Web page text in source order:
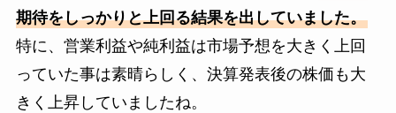
期待をしっかりと上回る結果を出していました。
特に、営業利益や純利益は市場予想を大きく上回
っていた事は素晴らしく、決算発表後の株価も大
きく上昇していましたね。